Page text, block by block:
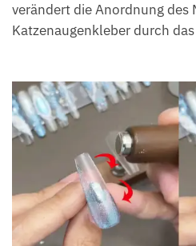
verändert die Anordnung des
Katzenaugenkleber durch